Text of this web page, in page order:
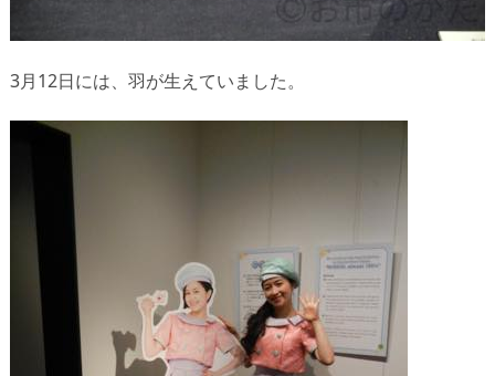
3月12日には、羽が生えていました。